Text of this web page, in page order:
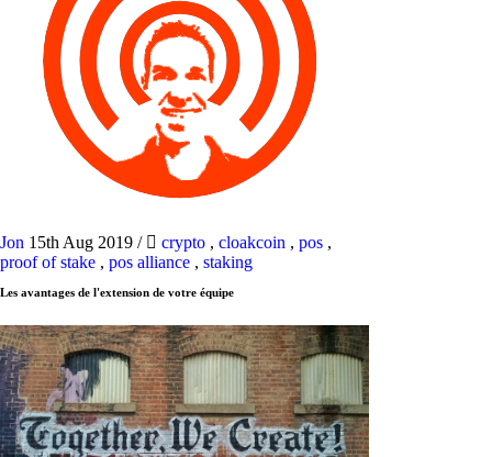
Jon 15th Aug 2019 / crypto , cloakcoin , pos ,
proof of stake , pos alliance , staking
Les avantages de l'extension de votre équipe